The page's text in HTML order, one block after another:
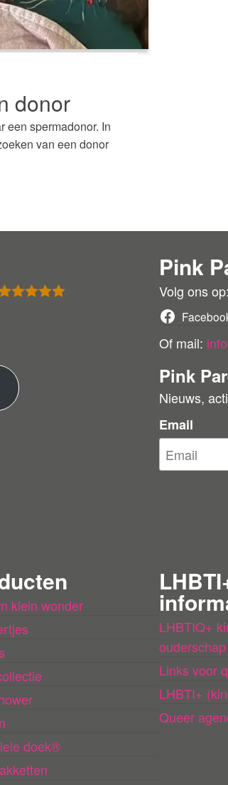
donor
een spermadonor. In
van een donor
Pink
Volg ons op:
Of mail:
Pink
Nieuws,
Email
klein wonder
doek®
LHBTIQ+
ouderschap
Links voor
LHBTI+
Queer